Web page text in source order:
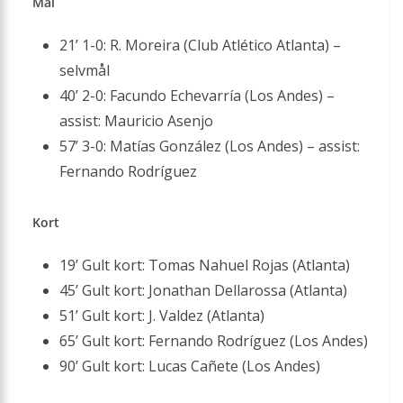
21’ 1-0: R. Moreira (Club Atlético Atlanta) –
selvmål
40’ 2-0: Facundo Echevarría (Los Andes) –
assist: Mauricio Asenjo
57’ 3-0: Matías González (Los Andes) – assist:
Fernando Rodríguez
Kort
19’ Gult kort: Tomas Nahuel Rojas (Atlanta)
45’ Gult kort: Jonathan Dellarossa (Atlanta)
51’ Gult kort: J. Valdez (Atlanta)
65’ Gult kort: Fernando Rodríguez (Los Andes)
90’ Gult kort: Lucas Cañete (Los Andes)